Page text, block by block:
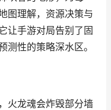
图理解，资源决策与
让手游对局告别了固
测性的策略深水区。
火龙魂会炸毁部分墙